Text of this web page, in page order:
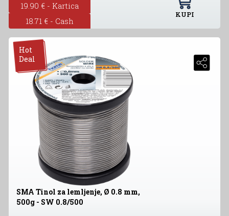
19.90 € - Kartica
18.71 € - Cash
KUPI
Hot
Deal
SMA Tinol za lemljenje, Ø 0.8 mm,
500g - SW 0.8/500